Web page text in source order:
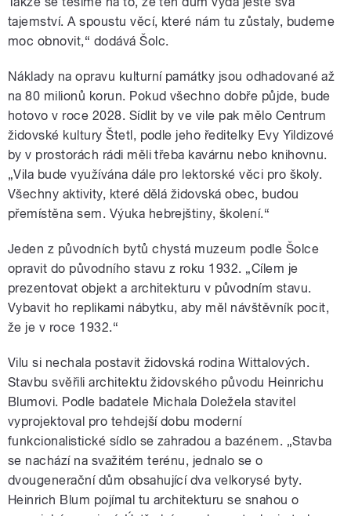
tajemství. A spoustu věcí, které nám tu zůstaly, budeme
moc obnovit,“ dodává Šolc.
Náklady na opravu kulturní památky jsou odhadované až
na 80 milionů korun. Pokud všechno dobře půjde, bude
hotovo v roce 2028. Sídlit by ve vile pak mělo Centrum
židovské kultury Štetl, podle jeho ředitelky Evy Yildizové
by v prostorách rádi měli třeba kavárnu nebo knihovnu.
„Vila bude využívána dále pro lektorské věci pro školy.
Všechny aktivity, které dělá židovská obec, budou
přemístěna sem. Výuka hebrejštiny, školení.“
Jeden z původních bytů chystá muzeum podle Šolce
opravit do původního stavu z roku 1932. „Cílem je
prezentovat objekt a architekturu v původním stavu.
Vybavit ho replikami nábytku, aby měl návštěvník pocit,
že je v roce 1932.“
Vilu si nechala postavit židovská rodina Wittalových.
Stavbu svěřili architektu židovského původu Heinrichu
Blumovi. Podle badatele Michala Doležela stavitel
vyprojektoval pro tehdejší dobu moderní
funkcionalistické sídlo se zahradou a bazénem. „Stavba
se nachází na svažitém terénu, jednalo se o
dvougenerační dům obsahující dva velkorysé byty.
Heinrich Blum pojímal tu architekturu se snahou o